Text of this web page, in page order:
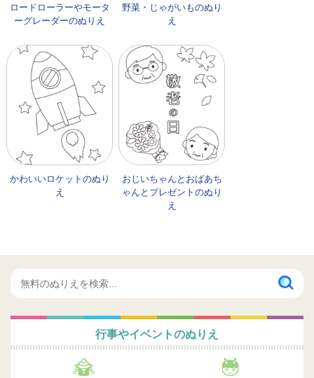
ロードローラーやモータ
ーグレーダーのぬりえ
野菜・じゃがいものぬり
え
かわいいロケットのぬり
え
おじいちゃんとおばあち
ゃんとプレゼントのぬり
え
行事やイベントのぬりえ